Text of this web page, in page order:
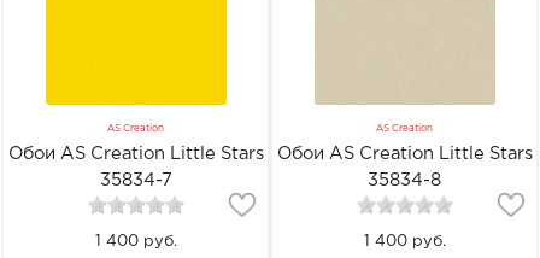
AS Creation
Обои AS Creation Little Stars
35834-7
1 400 руб.
AS Creation
Обои AS Creation Little Stars
35834-8
1 400 руб.